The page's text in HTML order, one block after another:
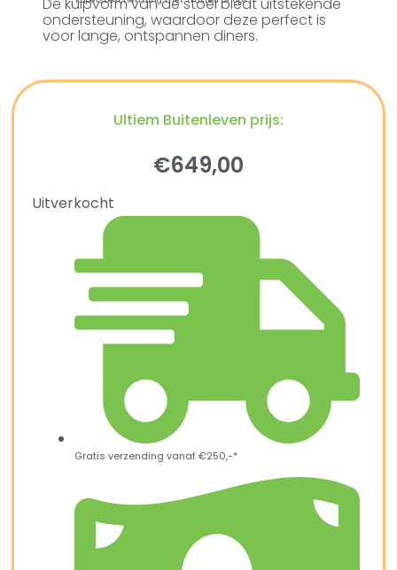
ondersteuning, waardoor deze perfect is
voor lange, ontspannen diners.
Ultiem Buitenleven prijs:
€649,00
Uitverkocht
Gratis verzending vanaf €250,-*